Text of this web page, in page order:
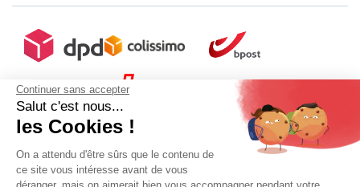
Continuer sans accepter
Salut c'est nous...
les Cookies !
On a attendu d'être sûrs que le contenu de
ce site vous intéresse avant de vous
déranger, mais on aimerait bien vous accompagner pendant votre